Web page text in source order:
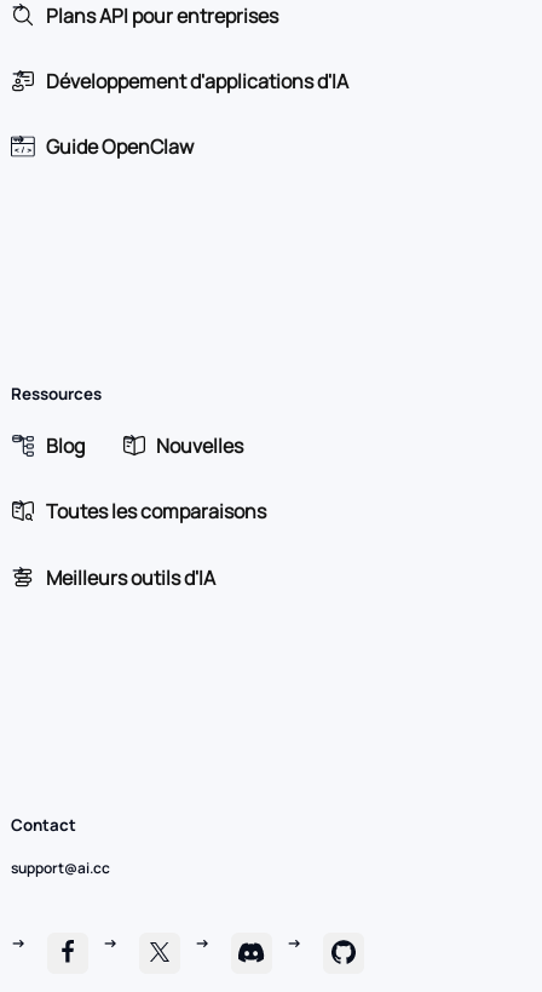
Plans API pour entreprises
Développement d'applications d'IA
Guide OpenClaw
Ressources
Blog Nouvelles
Toutes les comparaisons
Meilleurs outils d'IA
Contact
support@ai.cc